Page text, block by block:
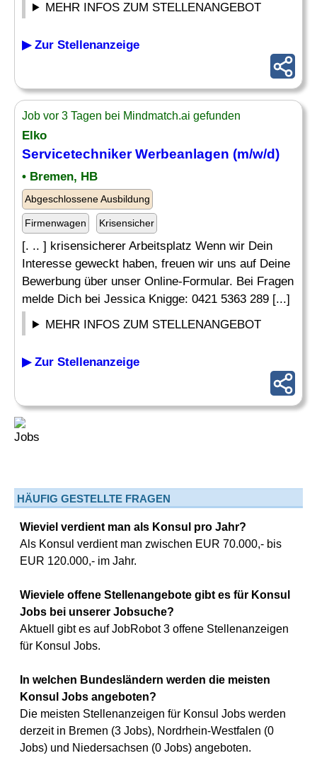
MEHR INFOS ZUM STELLENANGEBOT
▶ Zur Stellenanzeige
Job vor 3 Tagen bei Mindmatch.ai gefunden
Elko
Servicetechniker Werbeanlagen (m/w/d)
• Bremen, HB
Abgeschlossene Ausbildung
Firmenwagen Krisensicher
[. .. ] krisensicherer Arbeitsplatz Wenn wir Dein
Interesse geweckt haben, freuen wir uns auf Deine
Bewerbung über unser Online-Formular. Bei Fragen
melde Dich bei Jessica Knigge: 0421 5363 289 [...]
MEHR INFOS ZUM STELLENANGEBOT
▶ Zur Stellenanzeige
HÄUFIG GESTELLTE FRAGEN
Wieviel verdient man als Konsul pro Jahr?
Als Konsul verdient man zwischen EUR 70.000,- bis
EUR 120.000,- im Jahr.
Wieviele offene Stellenangebote gibt es für Konsul
Jobs bei unserer Jobsuche?
Aktuell gibt es auf JobRobot 3 offene Stellenanzeigen
für Konsul Jobs.
In welchen Bundesländern werden die meisten
Konsul Jobs angeboten?
Die meisten Stellenanzeigen für Konsul Jobs werden
derzeit in Bremen (3 Jobs), Nordrhein-Westfalen (0
Jobs) und Niedersachsen (0 Jobs) angeboten.